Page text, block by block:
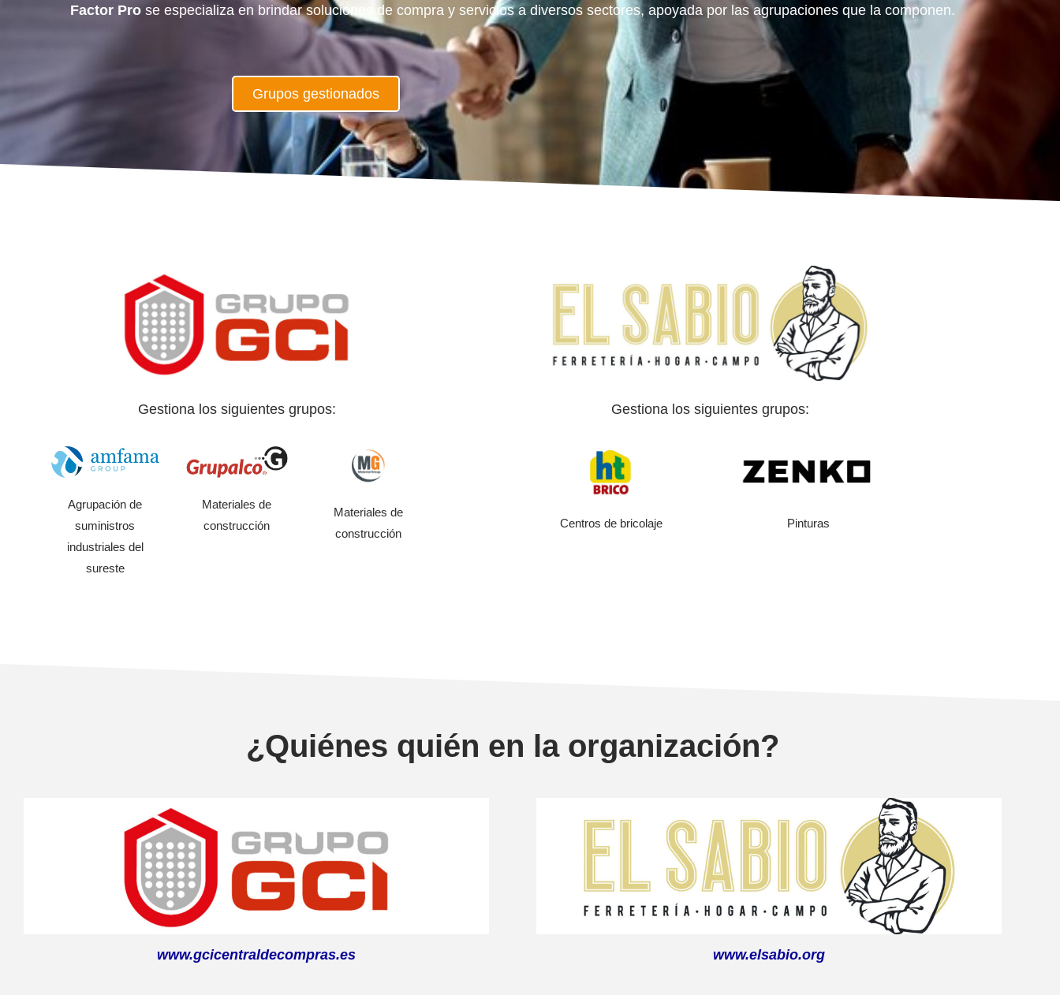
Factor Pro se especializa en brindar soluciones de compra y servicios a diversos sectores, apoyada por las agrupaciones que la componen.
Grupos gestionados
Gestiona los siguientes grupos:
Agrupación de
suministros
industriales del
sureste
Materiales de
construcción
Materiales de
construcción
Gestiona los siguientes grupos:
Centros de bricolaje Pinturas
¿Quiénes quién en la organización?
www.gcicentraldecompras.es www.elsabio.org